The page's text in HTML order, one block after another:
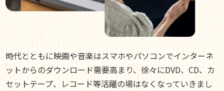
時代とともに映画や音楽はスマホやパソコンでインターネ
ットからのダウンロード需要高まり、徐々にDVD、CD、カ
セットテープ、レコード等活躍の場はなくなっていきまし